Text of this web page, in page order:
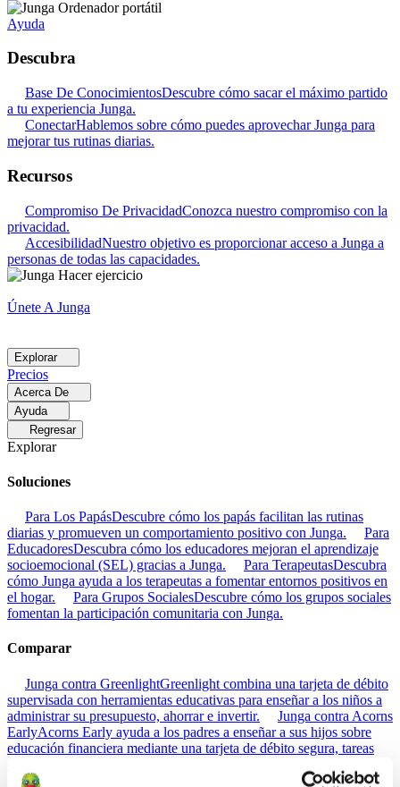
Ayuda
Descubra
Base De ConocimientosDescubre cómo sacar el máximo partido
a tu experiencia Junga.
ConectarHablemos sobre cómo puedes aprovechar Junga para
mejorar tus rutinas diarias.
Recursos
Compromiso De PrivacidadConozca nuestro compromiso con la
privacidad.
AccesibilidadNuestro objetivo es proporcionar acceso a Junga a
personas de todas las capacidades.
Únete A Junga
Explorar
Precios
Acerca De
Ayuda
Regresar
Explorar
Soluciones
Para Los PapásDescubre cómo los papás facilitan las rutinas
diarias y promueven un comportamiento positivo con Junga.
Para
EducadoresDescubra cómo los educadores mejoran el aprendizaje
socioemocional (SEL) gracias a Junga.
Para TerapeutasDescubra
cómo Junga ayuda a los terapeutas a fomentar entornos positivos en
el hogar.
Para Grupos SocialesDescubre cómo los grupos sociales
fomentan la participación comunitaria con Junga.
Comparar
Junga contra GreenlightGreenlight combina una tarjeta de débito
supervisada con herramientas educativas para enseñar a los niños a
administrar su presupuesto, ahorrar e invertir.
Junga contra Acorns
EarlyAcorns Early ayuda a los padres a enseñar a sus hijos sobre
educación financiera mediante una tarjeta de débito segura, tareas
ClassDojo
ClassDojo ayuda a los maestros, los estudiantes y las